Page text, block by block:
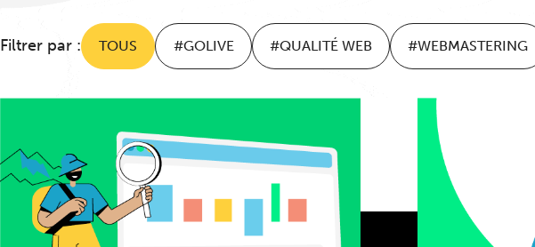
Filtrer par : TOUS #GOLIVE #QUALITÉ WEB #WEBMASTERING
Tous nos articles